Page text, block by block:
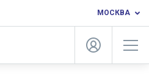
МОСКВА